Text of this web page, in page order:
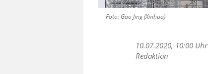
Foto: Gao Jing (Xinhua)
10.07.2020, 10:00 Uhr
Redaktion